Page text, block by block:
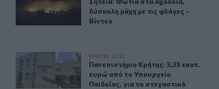
Σητεία: Φωτιά στα Αχλάδια,
δύσκολη μάχη με τις φλόγες -
Βίντεο
Πανεπιστήμιο Κρήτης: 3,35 εκατ. ευρώ από το
ΚΡΗΤΗ 22:32
Πανεπιστήμιο Κρήτης: 3,35 εκατ.
Πανεπιστήμιο Κρήτης: 3,35 εκατ.
ευρώ από το Υπουργείο
Παιδείας, για το στεγαστικό